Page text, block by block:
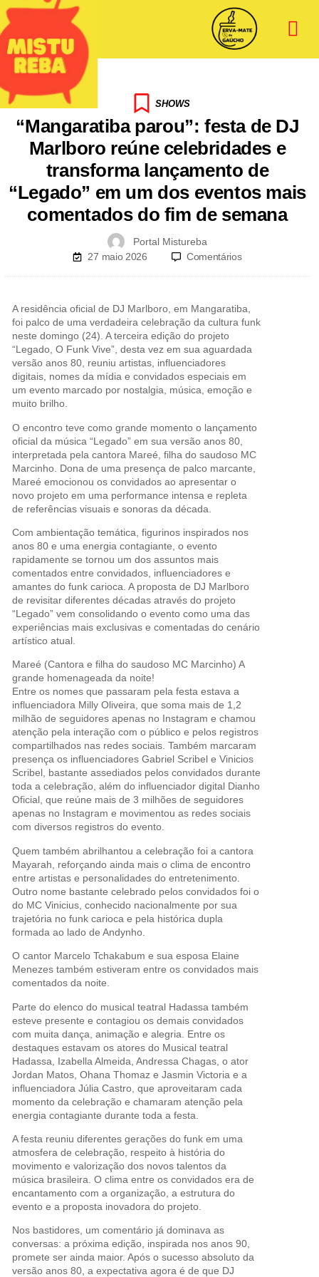
SHOWS
“Mangaratiba parou”: festa de DJ
Marlboro reúne celebridades e
transforma lançamento de
“Legado” em um dos eventos mais
comentados do fim de semana
Portal Mistureba
27 maio 2026
Comentários
A residência oficial de DJ Marlboro, em Mangaratiba,
foi palco de uma verdadeira celebração da cultura funk
neste domingo (24). A terceira edição do projeto
“Legado, O Funk Vive”, desta vez em sua aguardada
versão anos 80, reuniu artistas, influenciadores
digitais, nomes da mídia e convidados especiais em
um evento marcado por nostalgia, música, emoção e
muito brilho.
O encontro teve como grande momento o lançamento
oficial da música “Legado” em sua versão anos 80,
interpretada pela cantora Mareé, filha do saudoso MC
Marcinho. Dona de uma presença de palco marcante,
Mareé emocionou os convidados ao apresentar o
novo projeto em uma performance intensa e repleta
de referências visuais e sonoras da década.
Com ambientação temática, figurinos inspirados nos
anos 80 e uma energia contagiante, o evento
rapidamente se tornou um dos assuntos mais
comentados entre convidados, influenciadores e
amantes do funk carioca. A proposta de DJ Marlboro
de revisitar diferentes décadas através do projeto
“Legado” vem consolidando o evento como uma das
experiências mais exclusivas e comentadas do cenário
artístico atual.
Mareé (Cantora e filha do saudoso MC Marcinho) A
grande homenageada da noite!
Entre os nomes que passaram pela festa estava a
influenciadora Milly Oliveira, que soma mais de 1,2
milhão de seguidores apenas no Instagram e chamou
atenção pela interação com o público e pelos registros
compartilhados nas redes sociais. Também marcaram
presença os influenciadores Gabriel Scribel e Vinicios
Scribel, bastante assediados pelos convidados durante
toda a celebração, além do influenciador digital Dianho
Oficial, que reúne mais de 3 milhões de seguidores
apenas no Instagram e movimentou as redes sociais
com diversos registros do evento.
Quem também abrilhantou a celebração foi a cantora
Mayarah, reforçando ainda mais o clima de encontro
entre artistas e personalidades do entretenimento.
Outro nome bastante celebrado pelos convidados foi o
do MC Vinicius, conhecido nacionalmente por sua
trajetória no funk carioca e pela histórica dupla
formada ao lado de Andynho.
O cantor Marcelo Tchakabum e sua esposa Elaine
Menezes também estiveram entre os convidados mais
comentados da noite.
Parte do elenco do musical teatral Hadassa também
esteve presente e contagiou os demais convidados
com muita dança, animação e alegria. Entre os
destaques estavam os atores do Musical teatral
Hadassa, Izabella Almeida, Andressa Chagas, o ator
Jordan Matos, Ohana Thomaz e Jasmin Victoria e a
influenciadora Júlia Castro, que aproveitaram cada
momento da celebração e chamaram atenção pela
energia contagiante durante toda a festa.
A festa reuniu diferentes gerações do funk em uma
atmosfera de celebração, respeito à história do
movimento e valorização dos novos talentos da
música brasileira. O clima entre os convidados era de
encantamento com a organização, a estrutura do
evento e a proposta inovadora do projeto.
Nos bastidores, um comentário já dominava as
conversas: a próxima edição, inspirada nos anos 90,
promete ser ainda maior. Após o sucesso absoluto da
versão anos 80, a expectativa agora é de que DJ